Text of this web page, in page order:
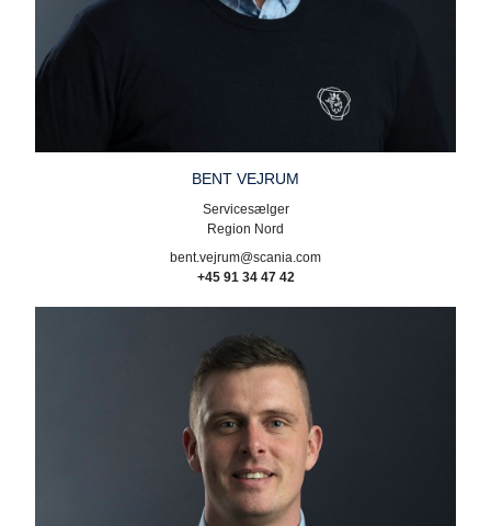
BENT VEJRUM
Servicesælger
Region Nord
bent.vejrum@scania.com
+45 91 34 47 42